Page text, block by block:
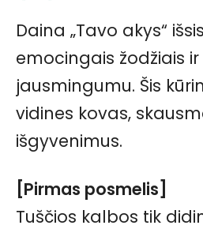
Daina „Tavo akys“
emocingais žodžiais ir
jausmingumu. Šis
vidines kovas,
išgyvenimus.
[Pirmas posmelis]
Tuščios kalbos tik